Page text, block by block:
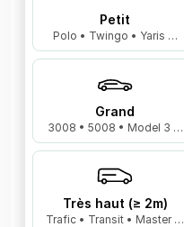
Petit
Polo • Twingo • Yaris …
Grand
3008 • 5008 • Model 3 …
Très haut (≥ 2m)
Trafic • Transit • Master …